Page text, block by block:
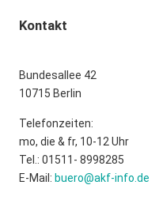
Kontakt
Bundesallee 42
10715 Berlin
Telefonzeiten:
mo, die & fr, 10-12 Uhr
Tel.: 01511- 8998285
E-Mail: buero@akf-info.de